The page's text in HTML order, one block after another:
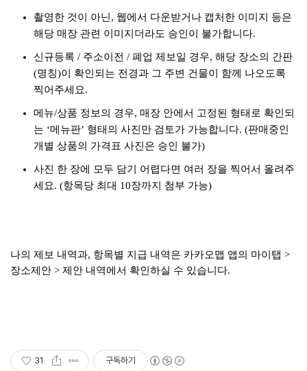
촬영한 것이 아닌, 웹에서 다운받거나 캡처한 이미지 등은
해당 매장 관련 이미지더라도 승인이 불가합니다.
신규등록 / 주소이전 / 폐업 제보일 경우, 해당 장소의 간판
(명칭)이 확인되는 전경과 그 주변 건물이 함께 나오도록
찍어주세요.
메뉴/상품 정보의 경우, 매장 안에서 고정된 형태로 확인되
는 ‘메뉴판’ 형태의 사진만 검토가 가능합니다. (판매중인
개별 상품의 가격표 사진은 승인 불가)
사진 한 장에 모두 담기 어렵다면 여러 장을 찍어서 올려주
세요. (항목당 최대 10장까지 첨부 가능)
나의 제보 내역과, 항목별 지급 내역은 카카오맵 앱의 마이탭 >
장소제안 > 제안 내역에서 확인하실 수 있습니다.
31 구독하기